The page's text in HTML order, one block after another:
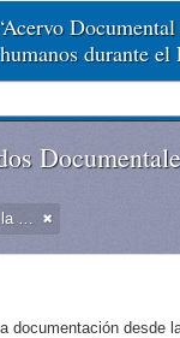
durante el
Dirección de Estudios Históricos de la Fuerza Aérea
documentación